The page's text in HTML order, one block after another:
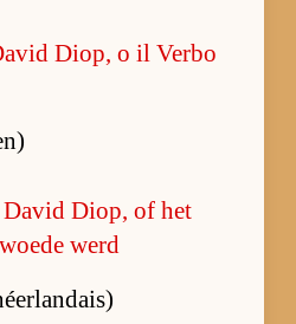
Diop, o il Verbo
Diop, of het
werd